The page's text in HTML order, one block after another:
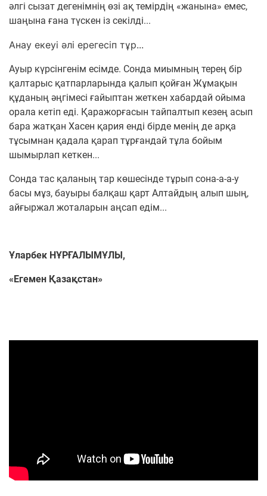
әлгі сызат дегенімнің өзі ақ темірдің «жанына» емес,
шаңына ғана түскен із секілді...
Анау екеуі әлі ерегесіп тұр...
Ауыр күрсінгенім есімде. Сонда миымның терең бір
қалтарыс қатпарларында қалып қойған Жұмақын
құданың әңгімесі ғайыптан жеткен хабардай ойыма
орала кетіп еді. Қаражорғасын тайпалтып кезең асып
бара жатқан Хасен қария енді бірде менің де арқа
тұсымнан қадала қарап тұрғандай тұла бойым
шымырлап кеткен...
Сонда тас қаланың тар көшесінде тұрып сона-а-а-у
басы мұз, бауыры балқаш қарт Алтайдың алып шың,
айғыржал жоталарын аңсап едім...
Ұларбек НҰРҒАЛЫМҰЛЫ,
«Егемен Қазақстан»